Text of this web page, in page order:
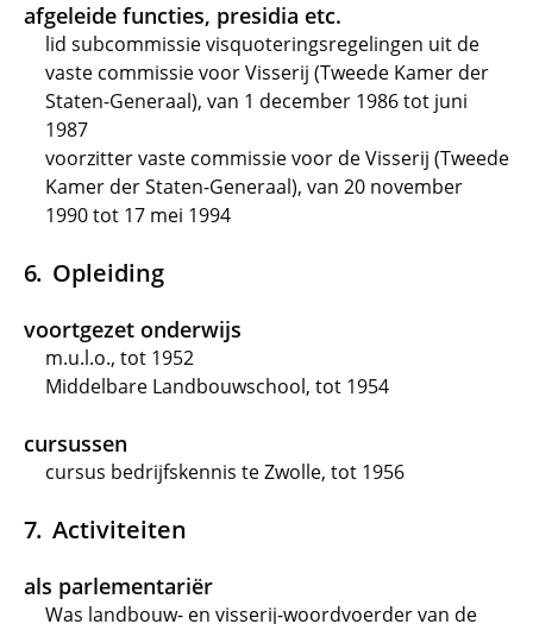
afgeleide functies, presidia etc.
lid subcommissie visquoteringsregelingen uit de
vaste commissie voor Visserij (Tweede Kamer der
Staten-Generaal), van 1 december 1986 tot juni
1987
voorzitter vaste commissie voor de Visserij (Tweede
Kamer der Staten-Generaal), van 20 november
1990 tot 17 mei 1994
Opleiding
voortgezet onderwijs
m.u.l.o., tot 1952
Middelbare Landbouwschool, tot 1954
cursussen
cursus bedrijfskennis te Zwolle, tot 1956
Activiteiten
als parlementariër
Was landbouw- en visserij-woordvoerder van de